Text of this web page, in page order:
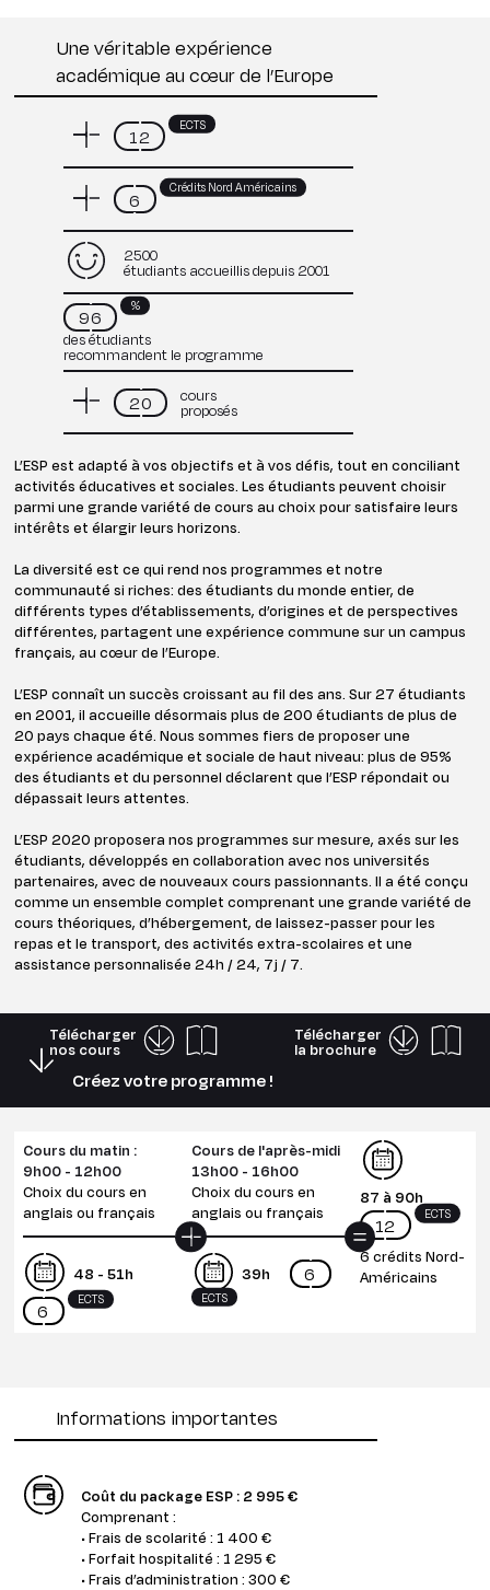
Une véritable expérience
académique au cœur de l’Europe
12 ECTS
6 Crédits Nord Américains
2500
étudiants accueillis depuis 2001
96 %
des étudiants
recommandent le programme
20 cours
proposés
L’ESP est adapté à vos objectifs et à vos défis, tout en conciliant
activités éducatives et sociales. Les étudiants peuvent choisir
parmi une grande variété de cours au choix pour satisfaire leurs
intérêts et élargir leurs horizons.
La diversité est ce qui rend nos programmes et notre
communauté si riches: des étudiants du monde entier, de
différents types d’établissements, d’origines et de perspectives
différentes, partagent une expérience commune sur un campus
français, au cœur de l’Europe.
L’ESP connaît un succès croissant au fil des ans. Sur 27 étudiants
en 2001, il accueille désormais plus de 200 étudiants de plus de
20 pays chaque été. Nous sommes fiers de proposer une
expérience académique et sociale de haut niveau: plus de 95%
des étudiants et du personnel déclarent que l’ESP répondait ou
dépassait leurs attentes.
L’ESP 2020 proposera nos programmes sur mesure, axés sur les
étudiants, développés en collaboration avec nos universités
partenaires, avec de nouveaux cours passionnants. Il a été conçu
comme un ensemble complet comprenant une grande variété de
cours théoriques, d’hébergement, de laissez-passer pour les
repas et le transport, des activités extra-scolaires et une
assistance personnalisée 24h / 24, 7j / 7.
Télécharger
nos cours
Télécharger
la brochure
Créez votre programme !
Cours du matin :
9h00 - 12h00
Choix du cours en
anglais ou français
48 - 51h
6 ECTS
Cours de l'après-midi
13h00 - 16h00
Choix du cours en
anglais ou français
39h 6
ECTS
87 à 90h
12 ECTS
6 crédits Nord-
Américains
Informations importantes
Coût du package ESP : 2 995 €
Comprenant :
• Frais de scolarité : 1 400 €
• Forfait hospitalité : 1 295 €
• Frais d’administration : 300 €